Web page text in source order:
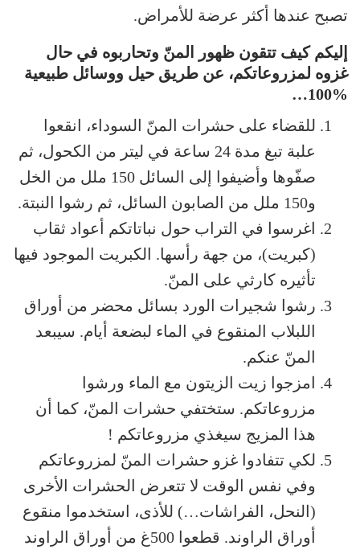
تصبح عندها أكثر عرضة للأمراض.
إليكم كيف تتقون ظهور المنّ وتحاربوه في حال
غزوه لمزروعاتكم، عن طريق حيل ووسائل طبيعية
%100…
للقضاء على حشرات المنّ السوداء، انقعوا
علبة تبغ مدة 24 ساعة في ليتر من الكحول، ثم
صفّوها وأضيفوا إلى السائل 150 ملل من الخل
و150 ملل من الصابون السائل، ثم رشوا النبتة.
اغرسوا في التراب حول نباتاتكم أعواد ثقاب
(كبريت)، من جهة رأسها. الكبريت الموجود فيها
تأثيره كارثي على المنّ.
رشوا شجيرات الورد بسائل محضر من أوراق
اللبلاب المنقوع في الماء لبضعة أيام. سيبعد
المنّ عنكم.
امزجوا زيت الزيتون مع الماء ورشوا
مزروعاتكم. ستختفي حشرات المنّ، كما أن
هذا المزيج سيغذي مزروعاتكم !
لكي تتفادوا غزو حشرات المنّ لمزروعاتكم
وفي نفس الوقت لا تتعرض الحشرات الأخرى
(النحل، الفراشات…) للأذى، استخدموا منقوع
أوراق الراوند. قطعوا 500غ من أوراق الراوند